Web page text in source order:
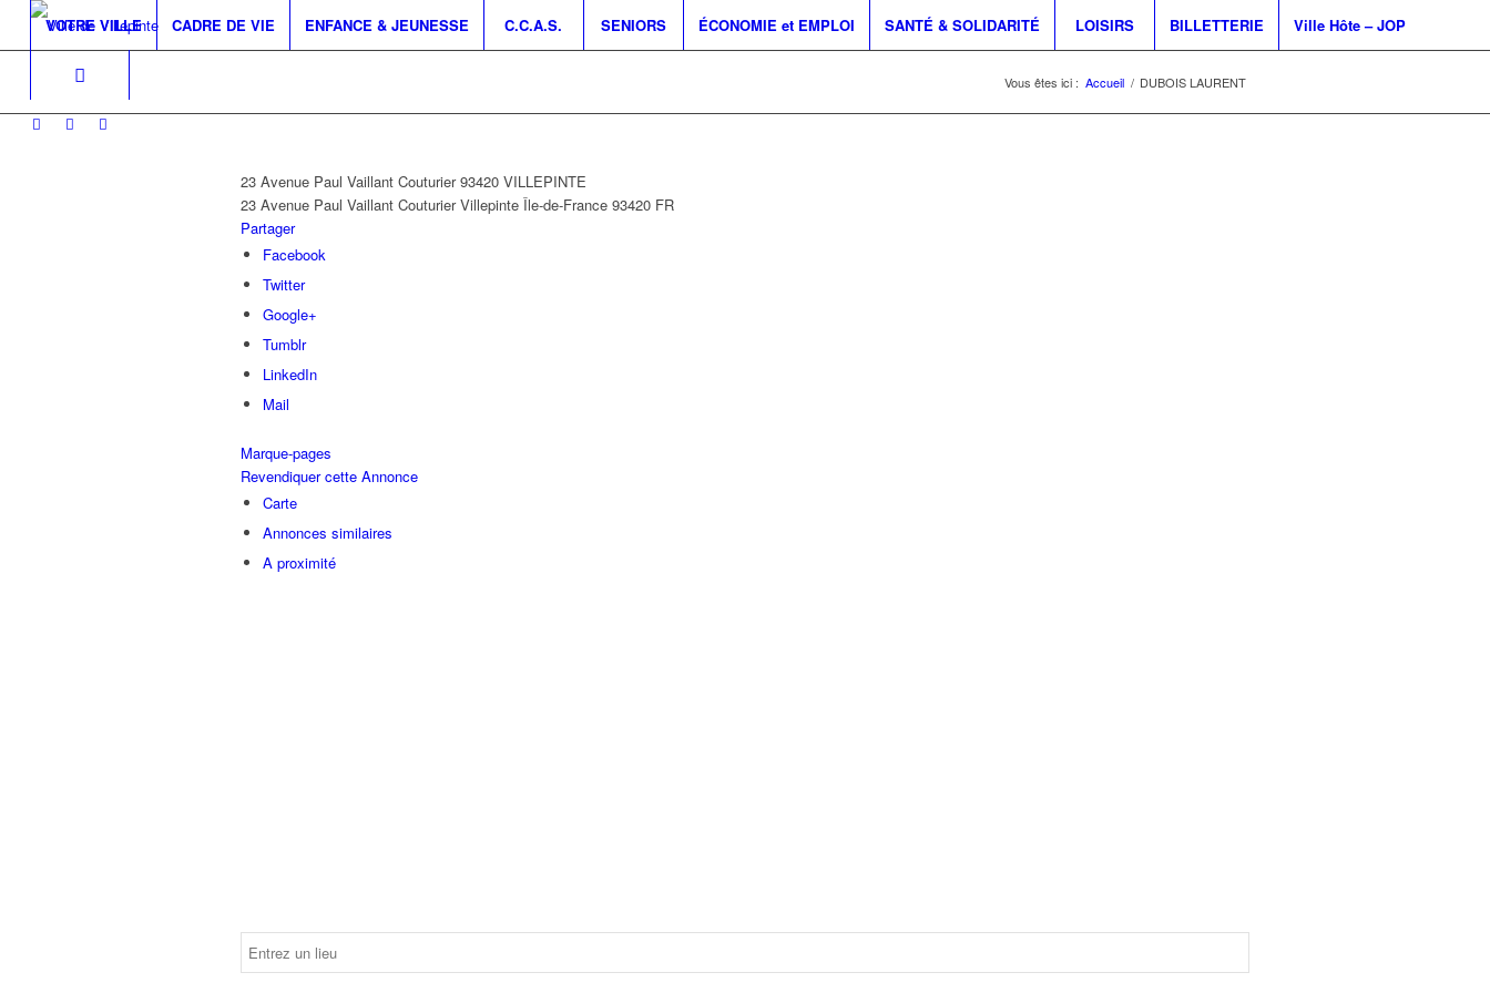
VOTRE VILLE CADRE DE VIE ENFANCE & JEUNESSE C.C.A.S. SENIORS ÉCONOMIE et EMPLOI SANTÉ & SOLIDARITÉ LOISIRS BILLETTERIE Ville Hôte – JOP
Vous êtes ici : Accueil / DUBOIS LAURENT
23 Avenue Paul Vaillant Couturier 93420 VILLEPINTE
23 Avenue Paul Vaillant Couturier Villepinte Île-de-France 93420 FR
Partager
Facebook
Twitter
Google+
Tumblr
LinkedIn
Mail
Marque-pages
Revendiquer cette Annonce
Carte
Annonces similaires
A proximité